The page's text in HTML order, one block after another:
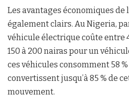
Les avantages économiques
également clairs. Au Nigeria,
véhicule électrique coûte entre
150 à 200 nairas pour un
ces véhicules consomment 58
convertissent jusqu’à 85 % de
mouvement.